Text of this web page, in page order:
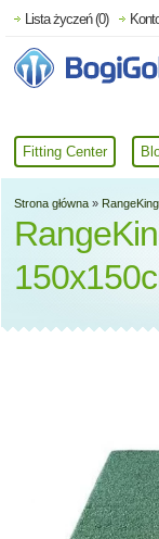
Fitting Center
Lista życzeń (0)
Strona główna »